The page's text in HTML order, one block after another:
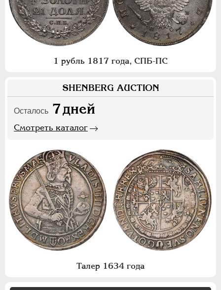
1 рубль 1817 года, СПБ-ПС
SHENBERG AUCTION
Осталось 7дней
Смотреть каталог
Талер 1634 года